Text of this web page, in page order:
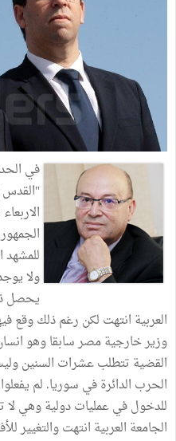
في
"القدس
ولا
يحصل
العربية انتهت لكن رغم ذلك وقع
وزير خارجية مصر سابقا وهو
القضية تتطلب عشرات السنين
الحرب الدائرة في سوريا. لم
للدخول في عمليات دولية وهي لا
الجامعة العربية انتهت